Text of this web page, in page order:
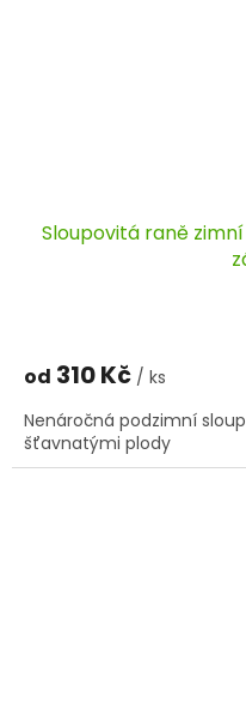
Sloupovitá raně zimní
od 310 Kč / ks
Nenáročná podzimní
šťavnatými plody